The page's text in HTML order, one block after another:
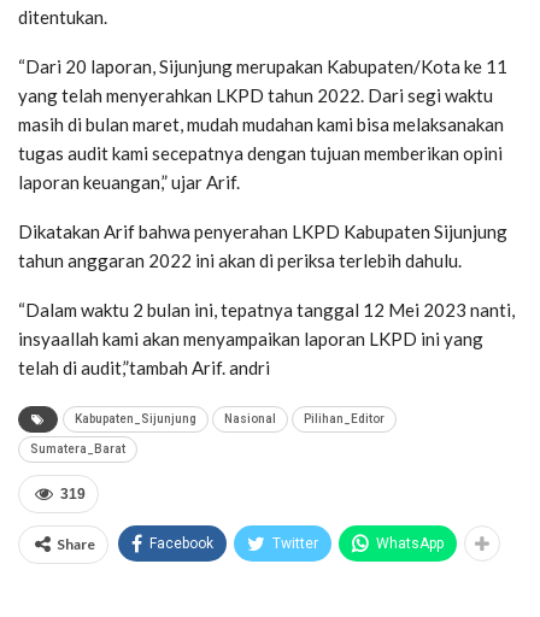
ditentukan.
“Dari 20 laporan, Sijunjung merupakan Kabupaten/Kota ke 11
yang telah menyerahkan LKPD tahun 2022. Dari segi waktu
masih di bulan maret, mudah mudahan kami bisa melaksanakan
tugas audit kami secepatnya dengan tujuan memberikan opini
laporan keuangan,” ujar Arif.
Dikatakan Arif bahwa penyerahan LKPD Kabupaten Sijunjung
tahun anggaran 2022 ini akan di periksa terlebih dahulu.
“Dalam waktu 2 bulan ini, tepatnya tanggal 12 Mei 2023 nanti,
insyaallah kami akan menyampaikan laporan LKPD ini yang
telah di audit,”tambah Arif. andri
Kabupaten_Sijunjung Nasional Pilihan_Editor
Sumatera_Barat
319
Share Facebook Twitter WhatsApp